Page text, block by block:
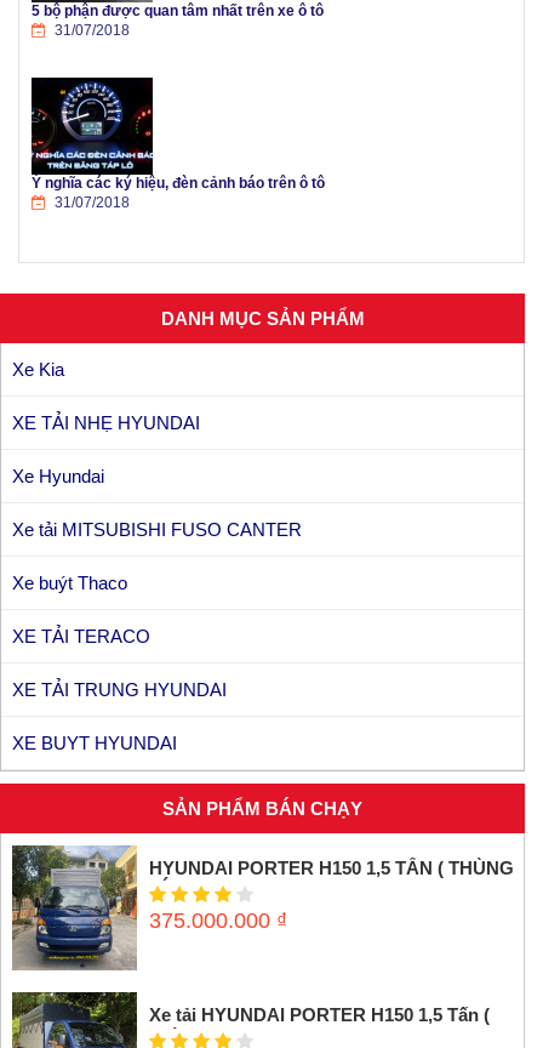
5 bộ phận được quan tâm nhất trên xe ô tô
31/07/2018
Ý nghĩa các ký hiệu, đèn cảnh báo trên ô tô
31/07/2018
DANH MỤC SẢN PHẨM
Xe Kia
XE TẢI NHẸ HYUNDAI
Xe Hyundai
Xe tải MITSUBISHI FUSO CANTER
Xe buýt Thaco
XE TẢI TERACO
XE TẢI TRUNG HYUNDAI
XE BUYT HYUNDAI
SẢN PHẨM BÁN CHẠY
HYUNDAI PORTER H150 1,5 TẤN ( THÙNG
KÍN INOX)
375.000.000 ₫
Xe tải HYUNDAI PORTER H150 1,5 Tấn (
Thùng mui bạt)